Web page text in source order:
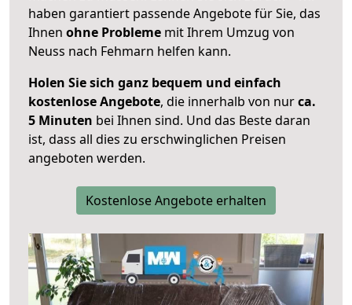
haben garantiert passende Angebote für Sie, das
Ihnen ohne Probleme mit Ihrem Umzug von
Neuss nach Fehmarn helfen kann.
Holen Sie sich ganz bequem und einfach
kostenlose Angebote, die innerhalb von nurca.
5 Minuten bei Ihnen sind. Und das Beste daran
ist, dass all dies zu erschwinglichen Preisen
angeboten werden.
Kostenlose Angebote erhalten